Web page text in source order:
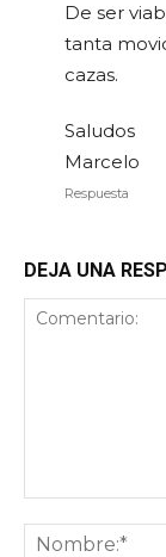
De ser
tanta
cazas.
Saludos
Marcelo
Respuesta
DEJA UNA